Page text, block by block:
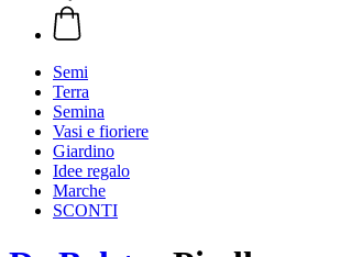
Semi
Terra
Semina
Vasi e fioriere
Giardino
Idee regalo
Marche
SCONTI